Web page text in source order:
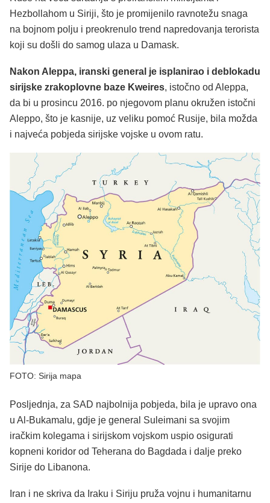
Hezbollahom u Siriji, što je promijenilo ravnotežu snaga
na bojnom polju i preokrenulo trend napredovanja terorista
koji su došli do samog ulaza u Damask.
Nakon Aleppa, iranski general je isplanirao i deblokadu
sirijske zrakoplovne baze Kweires, istočno od Aleppa,
da bi u prosincu 2016. po njegovom planu okružen istočni
Aleppo, što je kasnije, uz veliku pomoć Rusije, bila možda
i najveća pobjeda sirijske vojske u ovom ratu.
FOTO: Sirija mapa
Posljednja, za SAD najbolnija pobjeda, bila je upravo ona
u Al-Bukamalu, gdje je general Suleimani sa svojim
iračkim kolegama i sirijskom vojskom uspio osigurati
kopneni koridor od Teherana do Bagdada i dalje preko
Sirije do Libanona.
Iran i ne skriva da Iraku i Siriju pruža vojnu i humanitarnu